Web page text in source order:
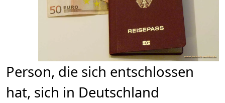
Person, die sich entschlossen
hat, sich in Deutschland